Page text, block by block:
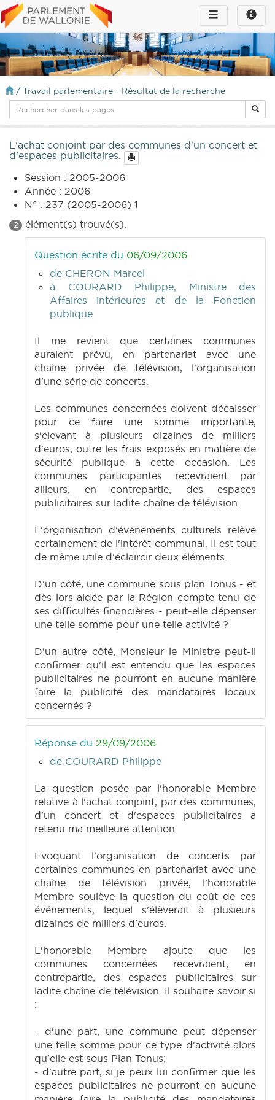
Toggle
infos
Toggle
navigation
/ Travail parlementaire - Résultat de la recherche
L'achat conjoint par des communes d'un concert et
d'espaces publicitaires.
Session : 2005-2006
Année : 2006
N° : 237 (2005-2006) 1
2 élément(s) trouvé(s).
Question écrite du 06/09/2006
de CHERON Marcel
à COURARD Philippe, Ministre des
Affaires intérieures et de la Fonction
publique
Il me revient que certaines communes
auraient prévu, en partenariat avec une
chaîne privée de télévision, l'organisation
d'une série de concerts.
Les communes concernées doivent décaisser
pour ce faire une somme importante,
s'élevant à plusieurs dizaines de milliers
d'euros, outre les frais exposés en matière de
sécurité publique à cette occasion. Les
communes participantes recevraient par
ailleurs, en contrepartie, des espaces
publicitaires sur ladite chaîne de télévision.
L'organisation d'évènements culturels relève
certainement de l'intérêt communal. Il est tout
de même utile d'éclaircir deux éléments.
D'un côté, une commune sous plan Tonus - et
dès lors aidée par la Région compte tenu de
ses difficultés financières - peut-elle dépenser
une telle somme pour une telle activité ?
D'un autre côté, Monsieur le Ministre peut-il
confirmer qu'il est entendu que les espaces
publicitaires ne pourront en aucune manière
faire la publicité des mandataires locaux
concernés ?
Réponse du 29/09/2006
de COURARD Philippe
La question posée par l'honorable Membre
relative à l'achat conjoint, par des communes,
d'un concert et d'espaces publicitaires a
retenu ma meilleure attention.
Evoquant l'organisation de concerts par
certaines communes en partenariat avec une
chaîne de télévision privée, l'honorable
Membre soulève la question du coût de ces
événements, lequel s'élèverait à plusieurs
dizaines de milliers d'euros.
L'honorable Membre ajoute que les
communes concernées recevraient, en
contrepartie, des espaces publicitaires sur
ladite chaîne de télévision. Il souhaite savoir si
:
- d'une part, une commune peut dépenser
une telle somme pour ce type d'activité alors
qu'elle est sous Plan Tonus;
- d'autre part, si je peux lui confirmer que les
espaces publicitaires ne pourront en aucune